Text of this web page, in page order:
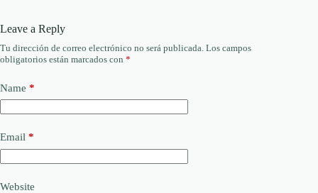
Leave a Reply
Tu dirección de correo electrónico no será publicada. Los campos
obligatorios están marcados con *
Name *
Email *
Website